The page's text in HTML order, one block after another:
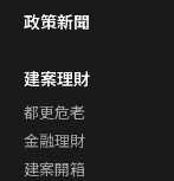
政策新聞
建案理財
都更危老
金融理財
建案開箱